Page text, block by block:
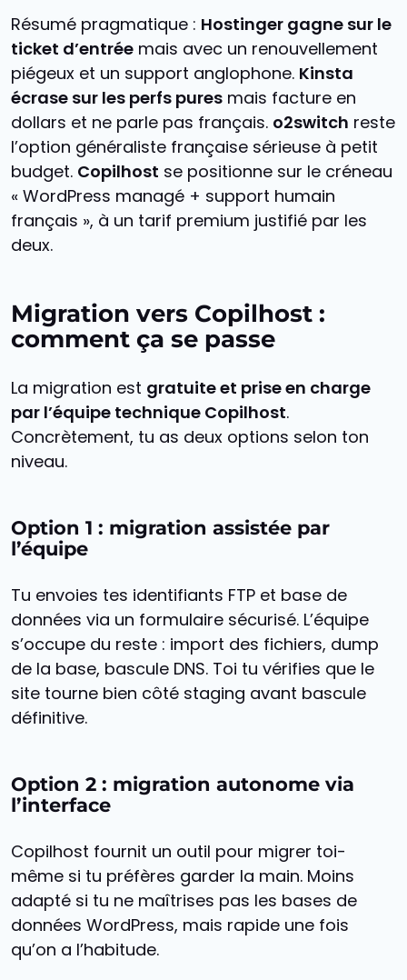
Résumé pragmatique : Hostinger gagne sur le
ticket d’entrée mais avec un renouvellement
piégeux et un support anglophone. Kinsta
écrase sur les perfs pures mais facture en
dollars et ne parle pas français. o2switch reste
l’option généraliste française sérieuse à petit
budget. Copilhost se positionne sur le créneau
« WordPress managé + support humain
français », à un tarif premium justifié par les
deux.
Migration vers Copilhost :
comment ça se passe
La migration est gratuite et prise en charge
par l’équipe technique Copilhost.
Concrètement, tu as deux options selon ton
niveau.
Option 1 : migration assistée par
l’équipe
Tu envoies tes identifiants FTP et base de
données via un formulaire sécurisé. L’équipe
s’occupe du reste : import des fichiers, dump
de la base, bascule DNS. Toi tu vérifies que le
site tourne bien côté staging avant bascule
définitive.
Option 2 : migration autonome via
l’interface
Copilhost fournit un outil pour migrer toi-
même si tu préfères garder la main. Moins
adapté si tu ne maîtrises pas les bases de
données WordPress, mais rapide une fois
qu’on a l’habitude.